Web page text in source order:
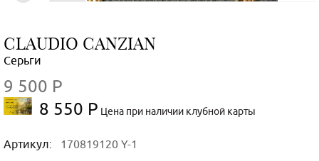
CLAUDIO CANZIAN
Серьги
9 500 Р
8 550 Р Цена при наличии клубной карты
Артикул: 170819120 Y-1